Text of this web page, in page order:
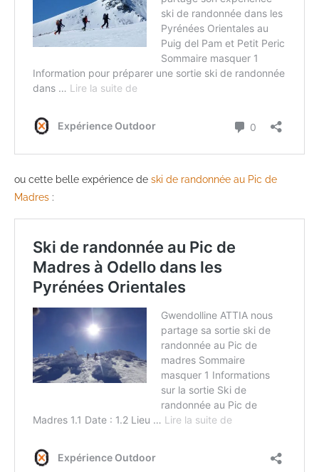
ou cette belle expérience de ski de randonnée au Pic de
Madres :